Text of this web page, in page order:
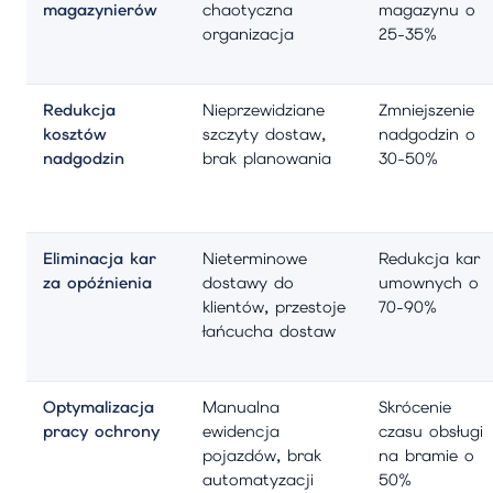
magazynierów
chaotyczna
organizacja
magazynu o
25-35%
Redukcja
kosztów
nadgodzin
Nieprzewidziane
szczyty dostaw,
brak planowania
Zmniejszenie
nadgodzin o
30-50%
Eliminacja kar
za opóźnienia
Nieterminowe
dostawy do
klientów, przestoje
łańcucha dostaw
Redukcja kar
umownych o
70-90%
Optymalizacja
pracy ochrony
Manualna
ewidencja
pojazdów, brak
automatyzacji
Skrócenie
czasu obsługi
na bramie o
50%